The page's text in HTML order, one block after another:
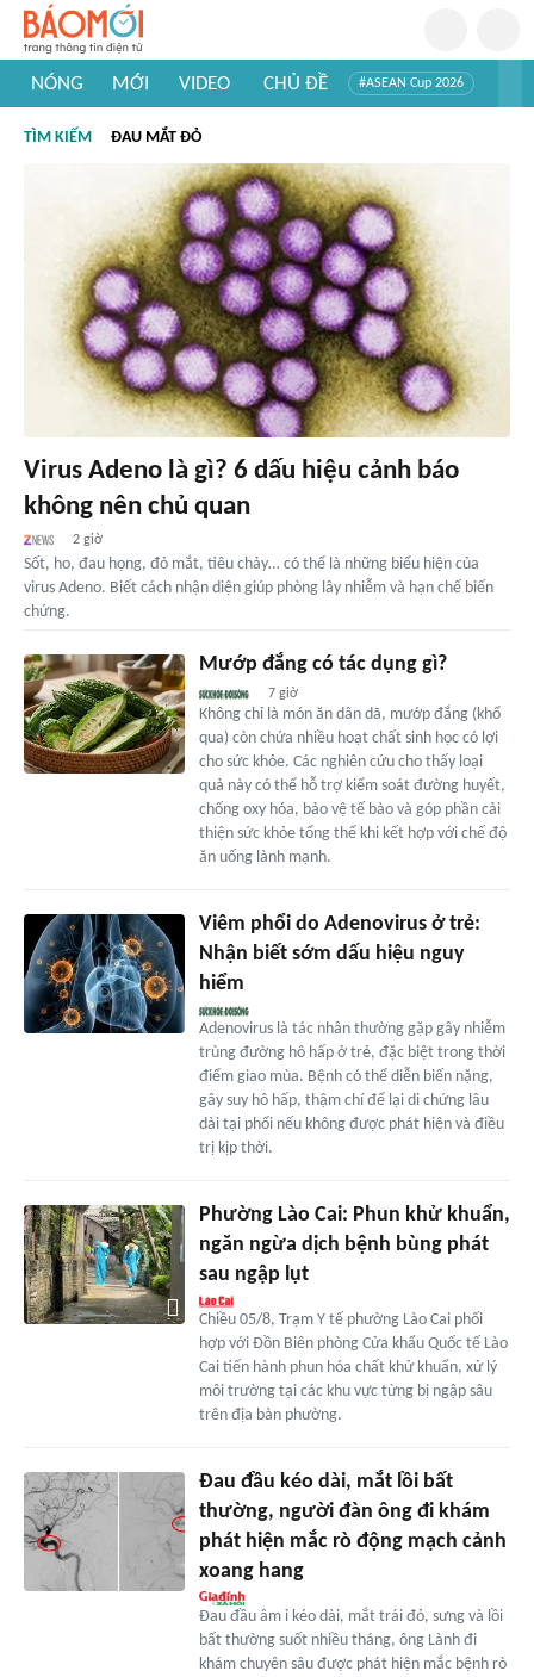
NÓNG MỚI VIDEO CHỦ ĐỀ #ASEAN Cup 2026
#Khám phá thế giới
TÌM KIẾM ĐAU MẮT ĐỎ
Virus Adeno là gì? 6 dấu hiệu cảnh báo
không nên chủ quan
2 giờ
Sốt, ho, đau họng, đỏ mắt, tiêu chảy… có thể là những biểu hiện của
virus Adeno. Biết cách nhận diện giúp phòng lây nhiễm và hạn chế biến
chứng.
Mướp đắng có tác dụng gì?
7 giờ
Không chỉ là món ăn dân dã, mướp đắng (khổ
qua) còn chứa nhiều hoạt chất sinh học có lợi
cho sức khỏe. Các nghiên cứu cho thấy loại
quả này có thể hỗ trợ kiểm soát đường huyết,
chống oxy hóa, bảo vệ tế bào và góp phần cải
thiện sức khỏe tổng thể khi kết hợp với chế độ
ăn uống lành mạnh.
Viêm phổi do Adenovirus ở trẻ:
Nhận biết sớm dấu hiệu nguy
hiểm
Adenovirus là tác nhân thường gặp gây nhiễm
trùng đường hô hấp ở trẻ, đặc biệt trong thời
điểm giao mùa. Bệnh có thể diễn biến nặng,
gây suy hô hấp, thậm chí để lại di chứng lâu
dài tại phổi nếu không được phát hiện và điều
trị kịp thời.
Phường Lào Cai: Phun khử khuẩn,
ngăn ngừa dịch bệnh bùng phát
sau ngập lụt
Chiều 05/8, Trạm Y tế phường Lào Cai phối
hợp với Đồn Biên phòng Cửa khẩu Quốc tế Lào
Cai tiến hành phun hóa chất khử khuẩn, xử lý
môi trường tại các khu vực từng bị ngập sâu
trên địa bàn phường.
Đau đầu kéo dài, mắt lồi bất
thường, người đàn ông đi khám
phát hiện mắc rò động mạch cảnh
xoang hang
Đau đầu âm ỉ kéo dài, mắt trái đỏ, sưng và lồi
bất thường suốt nhiều tháng, ông Lành đi
khám chuyên sâu được phát hiện mắc bệnh rò